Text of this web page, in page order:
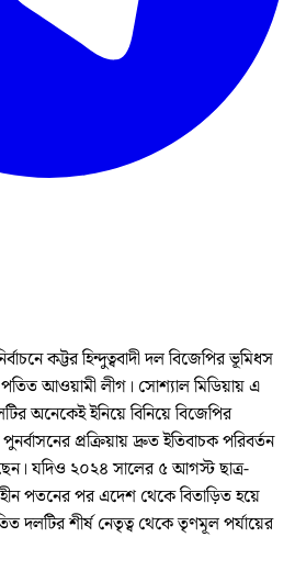
কট্টর হিন্দুত্ববাদী দল বিজেপির ভূমিধস
পতিত আওয়ামী লীগ। সোশ্যাল মিডিয়ায় এ
অনেকেই ইনিয়ে বিনিয়ে বিজেপির
প্রক্রিয়ায় দ্রুত ইতিবাচক পরিবর্তন
যদিও ২০২৪ সালের ৫ আগস্ট ছাত্র-
পতনের পর এদেশ থেকে বিতাড়িত হয়ে
দলটির শীর্ষ নেতৃত্ব থেকে তৃণমূল পর্যায়ের